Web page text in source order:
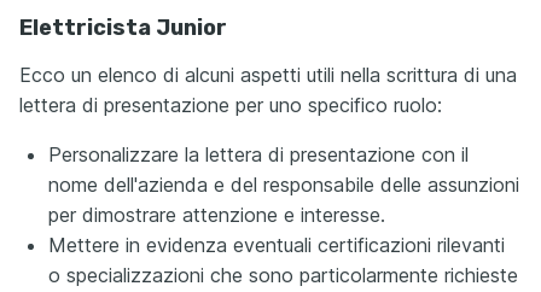
Elettricista Junior
Ecco un elenco di alcuni aspetti utili nella scrittura di una
lettera di presentazione per uno specifico ruolo:
Personalizzare la lettera di presentazione con il
nome dell'azienda e del responsabile delle assunzioni
per dimostrare attenzione e interesse.
Mettere in evidenza eventuali certificazioni rilevanti
o specializzazioni che sono particolarmente richieste